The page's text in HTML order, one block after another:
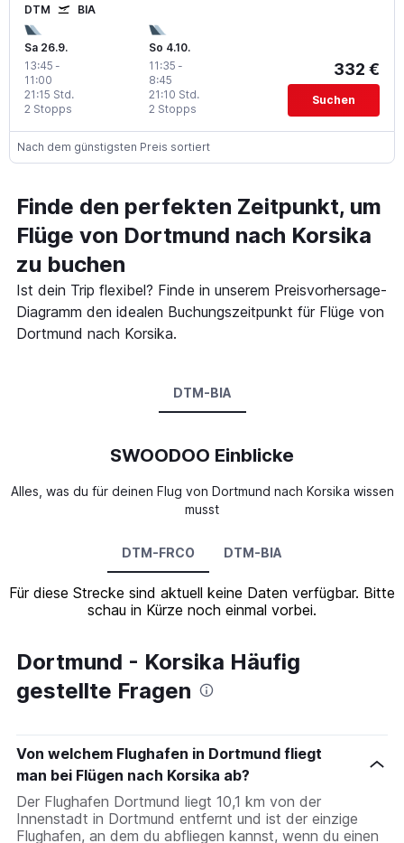
DTM BIA
Sa 26.9.
13:45 -
11:00
2 Stopps
21:15 Std.
So 4.10.
11:35 -
8:45
2 Stopps
21:10 Std.
332 €
Suchen
Nach dem günstigsten Preis sortiert
Finde den perfekten Zeitpunkt, um
Flüge von Dortmund nach Korsika
zu buchen
Ist dein Trip flexibel? Finde in unserem Preisvorhersage-
Diagramm den idealen Buchungszeitpunkt für Flüge von
Dortmund nach Korsika.
DTM-BIA
SWOODOO Einblicke
Alles, was du für deinen Flug von Dortmund nach Korsika wissen
musst
DTM-FRCO DTM-BIA
Für diese Strecke sind aktuell keine Daten verfügbar. Bitte
schau in Kürze noch einmal vorbei.
Dortmund - Korsika Häufig
gestellte Fragen
Von welchem Flughafen in Dortmund fliegt
man bei Flügen nach Korsika ab?
Der Flughafen Dortmund liegt 10,1 km von der
Innenstadt in Dortmund entfernt und ist der einzige
Flughafen, an dem du abfliegen kannst, wenn du einen